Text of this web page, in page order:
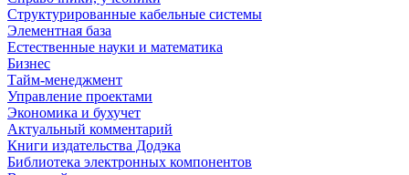
Структурированные кабельные системы
Элементная база
Естественные науки и математика
Бизнес
Тайм-менеджмент
Управление проектами
Экономика и бухучет
Актуальный комментарий
Книги издательства Додэка
Библиотека электронных компонентов